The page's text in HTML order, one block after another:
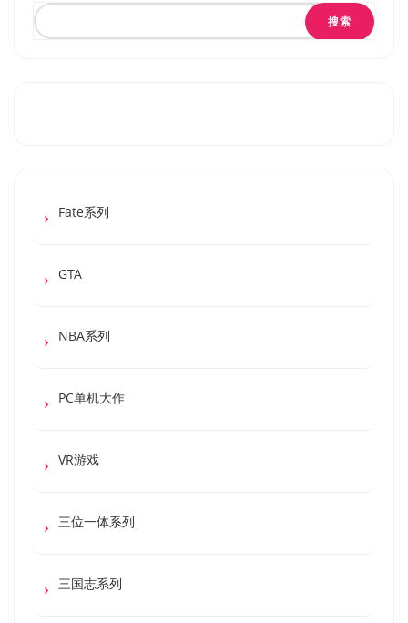
搜索
Fate系列
GTA
NBA系列
PC单机大作
VR游戏
三位一体系列
三国志系列